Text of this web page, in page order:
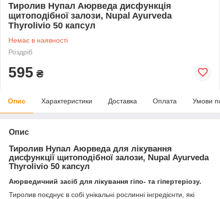
Тиролив Нупал Аюрведа дисфункція
щитоподібної залози, Nupal Ayurveda
Thyrolivio 50 капсул
Немає в наявності
Роздріб
595 ₴
Опис Характеристики Доставка Оплата Умови
Опис
Тиролив Нупал Аюрведа для лікування
дисфункції щитоподібної залози, Nupal Ayurveda
Thyrolivio 50 капсул
Аюрведичний засіб для лікування гіпо- та гіпертеріозу.
Тиролив поєднує в собі унікальні рослинні інгредієнти, які